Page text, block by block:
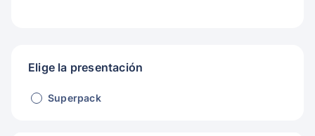
Elige la presentación
Superpack